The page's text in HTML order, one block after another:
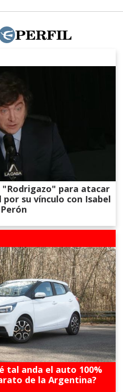
"Rodrigazo" para atacar
su vínculo con Isabel
Perón
tal anda el auto 100%
de la Argentina?